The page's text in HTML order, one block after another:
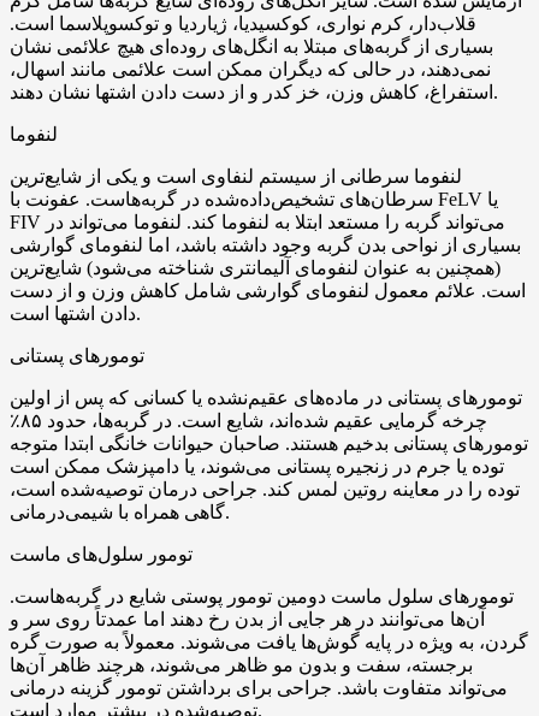
قلاب‌دار، کرم نواری، کوکسیدیا، ژیاردیا و توکسوپلاسما است.
بسیاری از گربه‌های مبتلا به انگل‌های روده‌ای هیچ علائمی نشان
نمی‌دهند، در حالی که دیگران ممکن است علائمی مانند اسهال،
استفراغ، کاهش وزن، خز کدر و از دست دادن اشتها نشان دهند.
لنفوما
لنفوما سرطانی از سیستم لنفاوی است و یکی از شایع‌ترین
سرطان‌های تشخیص‌داده‌شده در گربه‌هاست. عفونت با FeLV یا
FIV می‌تواند گربه را مستعد ابتلا به لنفوما کند. لنفوما می‌تواند در
بسیاری از نواحی بدن گربه وجود داشته باشد، اما لنفومای گوارشی
(همچنین به عنوان لنفومای آلیمانتری شناخته می‌شود) شایع‌ترین
است. علائم معمول لنفومای گوارشی شامل کاهش وزن و از دست
دادن اشتها است.
تومورهای پستانی
تومورهای پستانی در ماده‌های عقیم‌نشده یا کسانی که پس از اولین
چرخه گرمایی عقیم شده‌اند، شایع است. در گربه‌ها، حدود ۸۵٪
تومورهای پستانی بدخیم هستند. صاحبان حیوانات خانگی ابتدا متوجه
توده یا جرم در زنجیره پستانی می‌شوند، یا دامپزشک ممکن است
توده را در معاینه روتین لمس کند. جراحی درمان توصیه‌شده است،
گاهی همراه با شیمی‌درمانی.
تومور سلول‌های ماست
تومورهای سلول ماست دومین تومور پوستی شایع در گربه‌هاست.
آن‌ها می‌توانند در هر جایی از بدن رخ دهند اما عمدتاً روی سر و
گردن، به ویژه در پایه گوش‌ها یافت می‌شوند. معمولاً به صورت گره
برجسته، سفت و بدون مو ظاهر می‌شوند، هرچند ظاهر آن‌ها
می‌تواند متفاوت باشد. جراحی برای برداشتن تومور گزینه درمانی
توصیه‌شده در بیشتر موارد است.